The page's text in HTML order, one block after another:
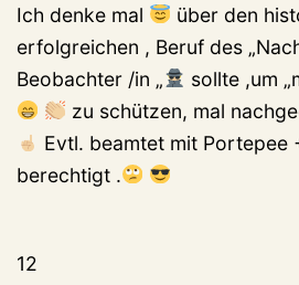
Ich denke mal
über den
erfolgreichen , Beruf des
Beobachter /in „
sollte ,um
zu schützen, mal
Evtl. beamtet mit Portepee
berechtigt .
12